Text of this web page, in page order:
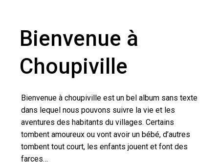
Bienvenue à
Choupiville
Bienvenue à choupiville est un bel album sans texte
dans lequel nous pouvons suivre la vie et les
aventures des habitants du villages. Certains
tombent amoureux ou vont avoir un bébé, d’autres
tombent tout court, les enfants jouent et font des
farces…